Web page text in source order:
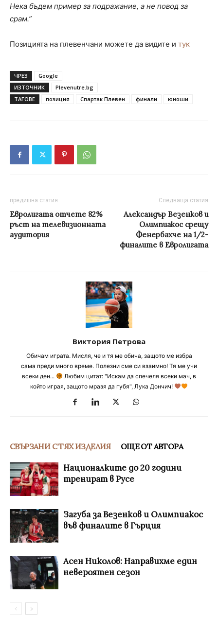
Нека бъдем пример за подражание, а не повод за
срам.”
Позицията на плевенчани можете да видите и тук
ЧРЕЗ
Google
ИЗТОЧНИК
Plevenutre.bg
ТАГОВЕ
позиция Спартак Плевен финали юноши
предишна статия
Евролигата отчете 82%
ръст на телевизионната
аудитория
Следваща статия
Александър Везенков и
Олимпиакос срещу
Фенербахче на 1/2-
финалите в Евролигата
Виктория Петрова
Обичам играта. Мисля, че и тя ме обича, защото ме избра
сама преди много време. Полезни сме си взаимно! Тя ме учи
всеки ден...
Любим цитат: "Искам да спечеля всеки мач, в
който играя, защото мразя да губя", Лука Дончич!
СВЪРЗАНИ С ТЯХ ИЗДЕЛИЯ ОЩЕ ОТ АВТОРА
Националките до 20 години
тренират в Русе
Загуба за Везенков и Олимпиакос
във финалите в Гърция
Асен Николов: Направихме един
невероятен сезон